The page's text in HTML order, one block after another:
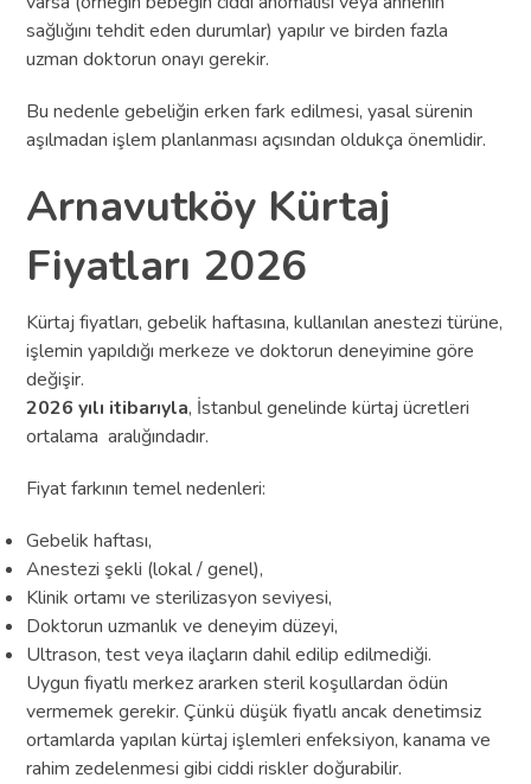
sağlığını tehdit eden durumlar) yapılır ve birden fazla
uzman doktorun onayı gerekir.
Bu nedenle gebeliğin erken fark edilmesi, yasal sürenin
aşılmadan işlem planlanması açısından oldukça önemlidir.
Arnavutköy Kürtaj
Fiyatları 2026
Kürtaj fiyatları, gebelik haftasına, kullanılan anestezi türüne,
işlemin yapıldığı merkeze ve doktorun deneyimine göre
değişir.
2026 yılı itibarıyla, İstanbul genelinde kürtaj ücretleri
ortalama aralığındadır.
Fiyat farkının temel nedenleri:
Gebelik haftası,
Anestezi şekli (lokal / genel),
Klinik ortamı ve sterilizasyon seviyesi,
Doktorun uzmanlık ve deneyim düzeyi,
Ultrason, test veya ilaçların dahil edilip edilmediği.
Uygun fiyatlı merkez ararken steril koşullardan ödün
vermemek gerekir. Çünkü düşük fiyatlı ancak denetimsiz
ortamlarda yapılan kürtaj işlemleri enfeksiyon, kanama ve
rahim zedelenmesi gibi ciddi riskler doğurabilir.